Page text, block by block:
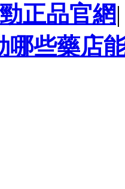
正品官網
哪些藥店